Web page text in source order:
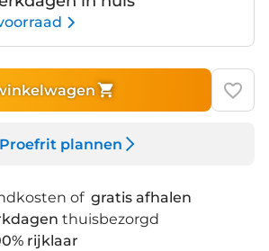
Proefrit plannen
of gratis afhalen
thuisbezorgd
rijklaar